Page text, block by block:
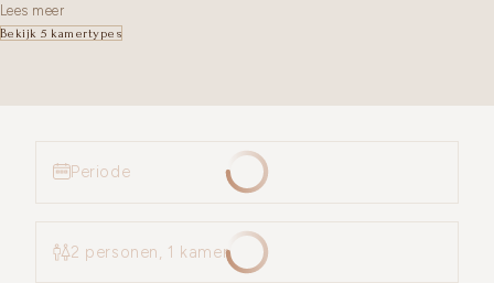
Lees meer
Bekijk 5 kamertypes
Periode
2 personen, 1 kamer